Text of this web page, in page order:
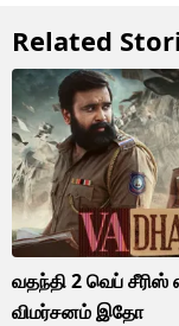
Related
வதந்தி 2 வெப் சீரிஸ்
விமர்சனம் இதோ